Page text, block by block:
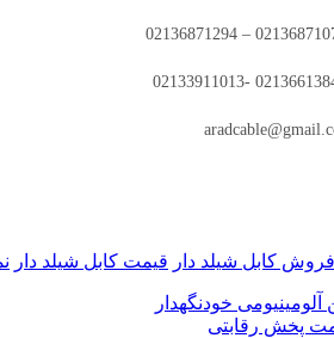
فروش کابل شیلد دار قیمت کابل شیلد دار
خودنگهدار
پخش رقابتی